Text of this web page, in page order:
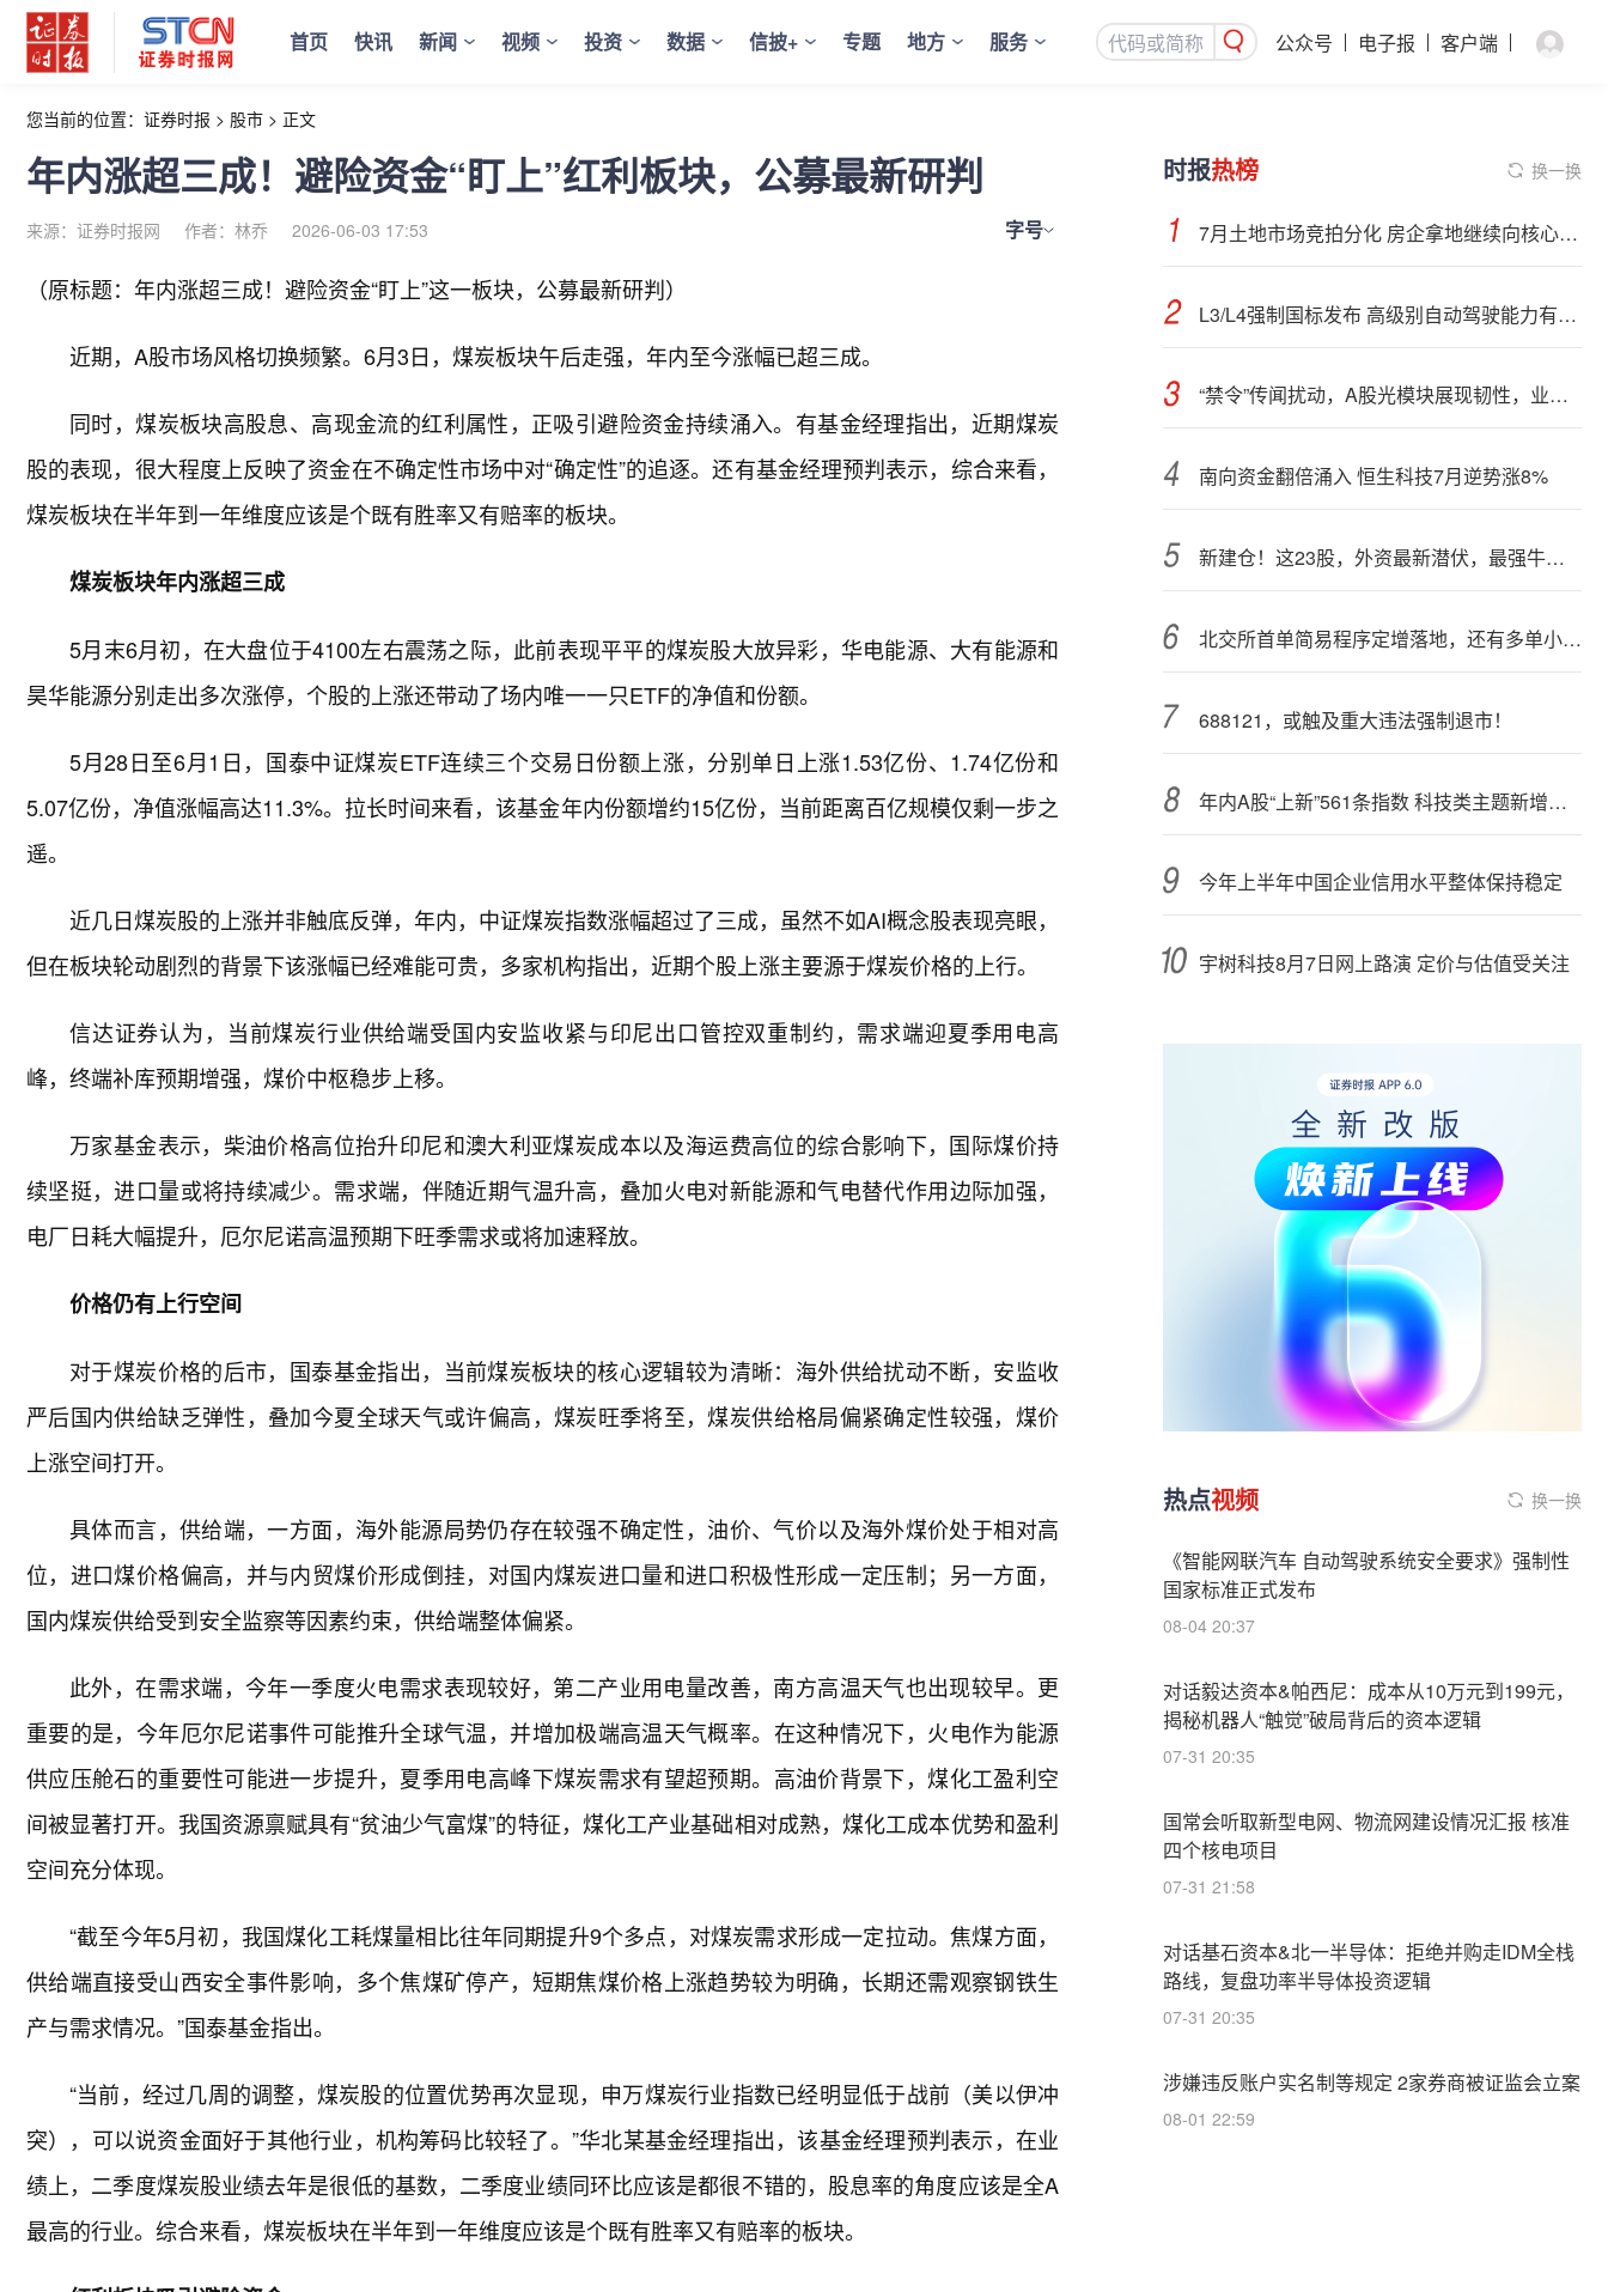
首页 快讯 新闻 视频 投资 数据 信披+ 专题 地方 服务 公众号 电子报 客户端
您当前的位置： 证券时报 > 股市 > 正文
年内涨超三成！避险资金“盯上”红利板块，公募最新研判
来源：证券时报网 作者：林乔 2026-06-03 17:53 字号
（原标题：年内涨超三成！避险资金“盯上”这一板块，公募最新研判）
近期，A股市场风格切换频繁。6月3日，煤炭板块午后走强，年内至今涨幅已超三成。
同时，煤炭板块高股息、高现金流的红利属性，正吸引避险资金持续涌入。有基金经理指出，近期煤炭
股的表现，很大程度上反映了资金在不确定性市场中对“确定性”的追逐。还有基金经理预判表示，综合来看，
煤炭板块在半年到一年维度应该是个既有胜率又有赔率的板块。
煤炭板块年内涨超三成
5月末6月初，在大盘位于4100左右震荡之际，此前表现平平的煤炭股大放异彩，华电能源、大有能源和
昊华能源分别走出多次涨停，个股的上涨还带动了场内唯一一只ETF的净值和份额。
5月28日至6月1日，国泰中证煤炭ETF连续三个交易日份额上涨，分别单日上涨1.53亿份、1.74亿份和
5.07亿份，净值涨幅高达11.3%。拉长时间来看，该基金年内份额增约15亿份，当前距离百亿规模仅剩一步之
遥。
近几日煤炭股的上涨并非触底反弹，年内，中证煤炭指数涨幅超过了三成，虽然不如AI概念股表现亮眼，
但在板块轮动剧烈的背景下该涨幅已经难能可贵，多家机构指出，近期个股上涨主要源于煤炭价格的上行。
信达证券认为，当前煤炭行业供给端受国内安监收紧与印尼出口管控双重制约，需求端迎夏季用电高
峰，终端补库预期增强，煤价中枢稳步上移。
万家基金表示，柴油价格高位抬升印尼和澳大利亚煤炭成本以及海运费高位的综合影响下，国际煤价持
续坚挺，进口量或将持续减少。需求端，伴随近期气温升高，叠加火电对新能源和气电替代作用边际加强，
电厂日耗大幅提升，厄尔尼诺高温预期下旺季需求或将加速释放。
价格仍有上行空间
对于煤炭价格的后市，国泰基金指出，当前煤炭板块的核心逻辑较为清晰：海外供给扰动不断，安监收
严后国内供给缺乏弹性，叠加今夏全球天气或许偏高，煤炭旺季将至，煤炭供给格局偏紧确定性较强，煤价
上涨空间打开。
具体而言，供给端，一方面，海外能源局势仍存在较强不确定性，油价、气价以及海外煤价处于相对高
位，进口煤价格偏高，并与内贸煤价形成倒挂，对国内煤炭进口量和进口积极性形成一定压制；另一方面，
国内煤炭供给受到安全监察等因素约束，供给端整体偏紧。
此外，在需求端，今年一季度火电需求表现较好，第二产业用电量改善，南方高温天气也出现较早。更
重要的是，今年厄尔尼诺事件可能推升全球气温，并增加极端高温天气概率。在这种情况下，火电作为能源
供应压舱石的重要性可能进一步提升，夏季用电高峰下煤炭需求有望超预期。高油价背景下，煤化工盈利空
间被显著打开。我国资源禀赋具有“贫油少气富煤”的特征，煤化工产业基础相对成熟，煤化工成本优势和盈利
空间充分体现。
“截至今年5月初，我国煤化工耗煤量相比往年同期提升9个多点，对煤炭需求形成一定拉动。焦煤方面，
供给端直接受山西安全事件影响，多个焦煤矿停产，短期焦煤价格上涨趋势较为明确，长期还需观察钢铁生
产与需求情况。”国泰基金指出。
“当前，经过几周的调整，煤炭股的位置优势再次显现，申万煤炭行业指数已经明显低于战前（美以伊冲
突），可以说资金面好于其他行业，机构筹码比较轻了。”华北某基金经理指出，该基金经理预判表示，在业
绩上，二季度煤炭股业绩去年是很低的基数，二季度业绩同环比应该是都很不错的，股息率的角度应该是全A
最高的行业。综合来看，煤炭板块在半年到一年维度应该是个既有胜率又有赔率的板块。
时报热榜 换一换
7月土地市场竞拍分化 房企拿地继续向核心城市聚集
L3/L4强制国标发布 高级别自动驾驶能力有望看齐“老司机”
“禁令”传闻扰动，A股光模块展现韧性，业内人士：预计落地难度大
南向资金翻倍涌入 恒生科技7月逆势涨8%
新建仓！这23股，外资最新潜伏，最强牛股在列
北交所首单简易程序定增落地，还有多单小额快速融资推进中
688121，或触及重大违法强制退市！
年内A股“上新”561条指数 科技类主题新增较多
今年上半年中国企业信用水平整体保持稳定
宇树科技8月7日网上路演 定价与估值受关注
热点视频 换一换
《智能网联汽车 自动驾驶系统安全要求》强制性
国家标准正式发布
08-04 20:37
对话毅达资本&帕西尼：成本从10万元到199元，
揭秘机器人“触觉”破局背后的资本逻辑
07-31 20:35
国常会听取新型电网、物流网建设情况汇报 核准
四个核电项目
07-31 21:58
对话基石资本&北一半导体：拒绝并购走IDM全栈
路线，复盘功率半导体投资逻辑
07-31 20:35
涉嫌违反账户实名制等规定 2家券商被证监会立案
08-01 22:59